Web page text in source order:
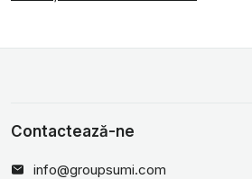
Contactează-ne
info@groupsumi.com